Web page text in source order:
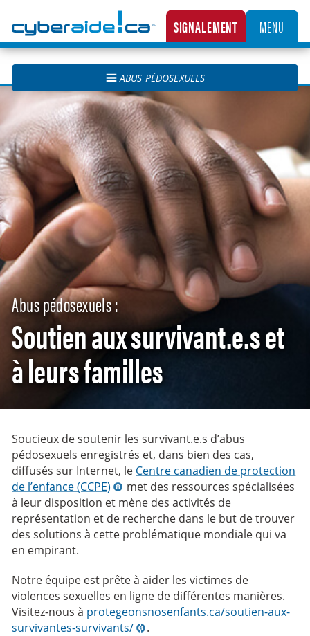
LA CENTRALE CANADIENNE DE SIGNALEMENT DES CAS D’EXPLOITATION SEXUELLE
SIGNALEMENT MENU
ABUS PÉDOSEXUELS
Abus pédosexuels :
Soutien aux survivant.e.s et
à leurs familles
Soucieux de soutenir les survivant.e.s d’abus
pédosexuels enregistrés et, dans bien des cas,
diffusés sur Internet, le Centre canadien de protection
de l’enfance (CCPE)
met des ressources spécialisées
à leur disposition et mène des activités de
représentation et de recherche dans le but de trouver
des solutions à cette problématique mondiale qui va
en empirant.
Notre équipe est prête à aider les victimes de
violences sexuelles en ligne de différentes manières.
Visitez-nous à protegeonsnosenfants.ca/soutien-aux-
survivantes-survivants/
.